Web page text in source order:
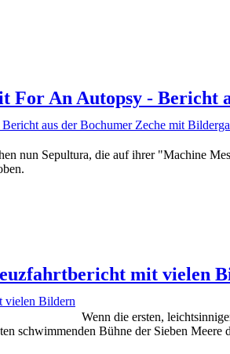
For An Autopsy - Bericht
nun Sepultura, die auf ihrer "Machine
mit vielen
Wenn die ersten,
schwimmenden Bühne der Sieben Meere